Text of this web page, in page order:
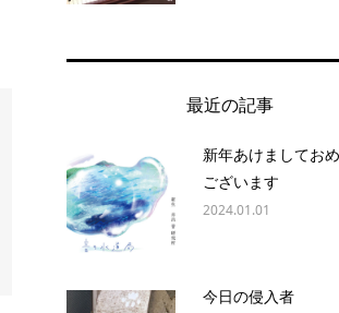
最近の記事
新年あけましてお
ございます
2024.01.01
今日の侵入者